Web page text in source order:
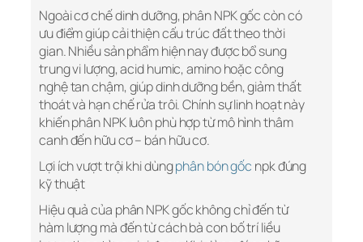
Ngoài cơ chế dinh dưỡng, phân NPK gốc còn có
ưu điểm giúp cải thiện cấu trúc đất theo thời
gian. Nhiều sản phẩm hiện nay được bổ sung
trung vi lượng, acid humic, amino hoặc công
nghệ tan chậm, giúp dinh dưỡng bền, giảm thất
thoát và hạn chế rửa trôi. Chính sự linh hoạt này
khiến phân NPK luôn phù hợp từ mô hình thâm
canh đến hữu cơ – bán hữu cơ.
Lợi ích vượt trội khi dùngphân bón gốc npk đúng
kỹ thuật
Hiệu quả của phân NPK gốc không chỉ đến từ
hàm lượng mà đến từ cách bà con bố trí liều